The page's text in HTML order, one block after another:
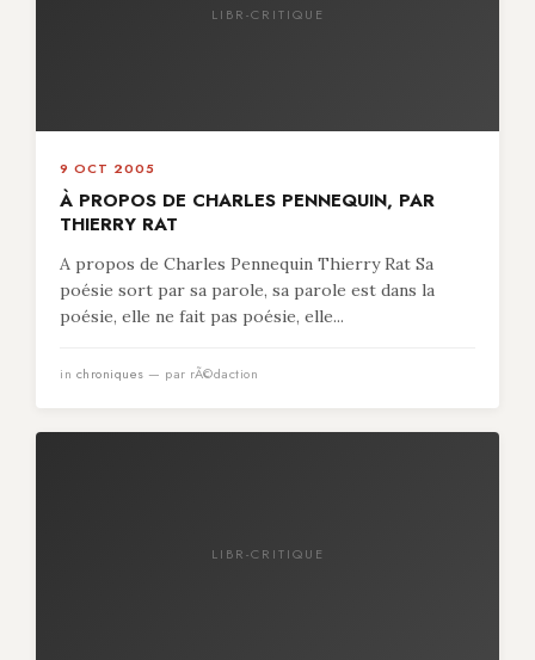
LIBR-CRITIQUE
9 OCT 2005
À PROPOS DE CHARLES PENNEQUIN, PAR
THIERRY RAT
A propos de Charles Pennequin Thierry Rat Sa
poésie sort par sa parole, sa parole est dans la
poésie, elle ne fait pas poésie, elle...
in chroniques — par rÃ©daction
LIBR-CRITIQUE